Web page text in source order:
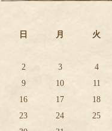
日 月 火
2
3 4
9
10 11
16
17 18
23
24 25